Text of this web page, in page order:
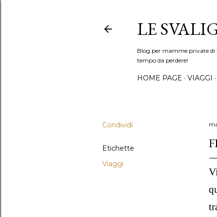
LE
Blog per mamme private di
tempo da perdere!
HOME PAGE VIAGGI
Condividi
Etichette
Viaggi